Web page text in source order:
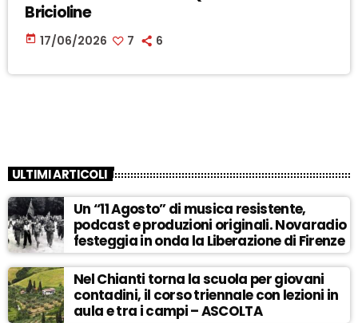
Bricioline
today 17/06/2026 7 6
ULTIMI ARTICOLI
Un “11 Agosto” di musica resistente,
podcast e produzioni originali. Novaradio
festeggia in onda la Liberazione di Firenze
Nel Chianti torna la scuola per giovani
contadini, il corso triennale con lezioni in
aula e tra i campi – ASCOLTA